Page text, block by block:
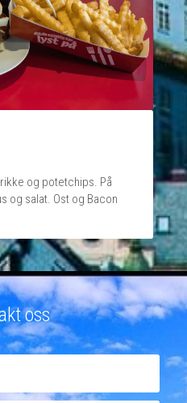
og potetchips. På
og salat. Ost og Bacon
oss